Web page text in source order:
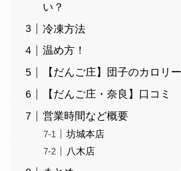
い？
冷凍方法
温め方！
【だんご庄】団子のカロリ
【だんご庄・奈良】口コミ
営業時間など概要
坊城本店
八木店